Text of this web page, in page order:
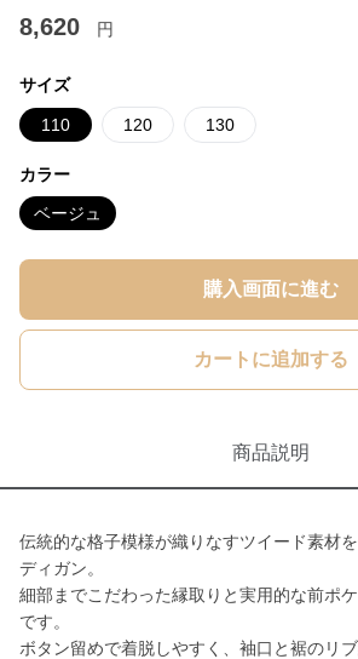
8,620 円
サイズ
110 120 130
カラー
ベージュ
購入画面に進む
カートに追加する
商品説明
伝統的な格子模様が織りなすツイード素材
ディガン。
細部までこだわった縁取りと実用的な前ポ
です。
ボタン留めで着脱しやすく、袖口と裾のリ